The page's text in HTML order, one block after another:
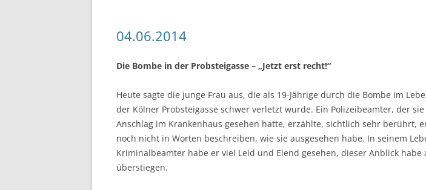
04.06.2014
Die Bombe in der Probsteigasse – „Jetzt erst recht!“
Heute sagte die junge Frau aus, die als 19-Jährige durch die Bombe im
der Kölner Probsteigasse schwer verletzt wurde. Ein Polizeibeamter, der
Anschlag im Krankenhaus gesehen hatte, erzählte, sichtlich sehr berührt,
noch nicht in Worten beschreiben, wie sie ausgesehen habe. In seinem
Kriminalbeamter habe er viel Leid und Elend gesehen, dieser Anblick habe
überstiegen.